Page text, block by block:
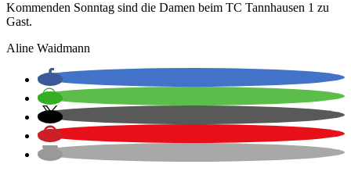
Kommenden Sonntag sind die Damen beim TC Tannhausen 1 zu
Gast.
Aline Waidmann